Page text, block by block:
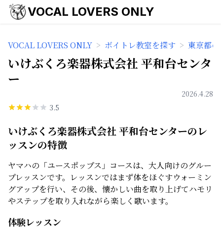
VOCAL LOVERS ONLY
VOCAL LOVERS ONLY > ボイトレ教室を探す > 東京都
いけぶくろ楽器株式会社 平和台センタ
ー
2026.4.28
3.5
いけぶくろ楽器株式会社 平和台センターのレ
ッスンの特徴
ヤマハの「ユースポップス」コースは、大人向けのグルー
プレッスンです。レッスンではまず体をほぐすウォーミン
グアップを行い、その後、懐かしい曲を取り上げてハモリ
やステップを取り入れながら楽しく歌います。
体験レッスン